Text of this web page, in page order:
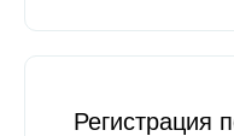
Регистрация